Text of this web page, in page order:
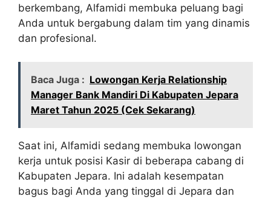
berkembang, Alfamidi membuka peluang bagi
Anda untuk bergabung dalam tim yang dinamis
dan profesional.
Baca Juga : Lowongan Kerja Relationship
Manager Bank Mandiri Di Kabupaten Jepara
Maret Tahun 2025 (Cek Sekarang)
Saat ini, Alfamidi sedang membuka lowongan
kerja untuk posisi Kasir di beberapa cabang di
Kabupaten Jepara. Ini adalah kesempatan
bagus bagi Anda yang tinggal di Jepara dan